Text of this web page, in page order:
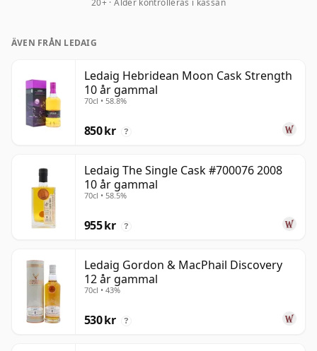
20+ · Ålder kontrolleras i kassan
ÄVEN FRÅN LEDAIG
Ledaig Hebridean Moon Cask Strength
10 år gammal
70cl • 58.8%
850 kr ?
Ledaig The Single Cask #700076 2008
10 år gammal
70cl • 58.5%
955 kr ?
Ledaig Gordon & MacPhail Discovery
12 år gammal
70cl • 43%
530 kr ?